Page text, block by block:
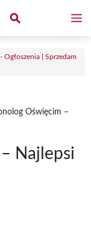
Ogłoszenia | Sprzedam
Oświęcim –
Najlepsi